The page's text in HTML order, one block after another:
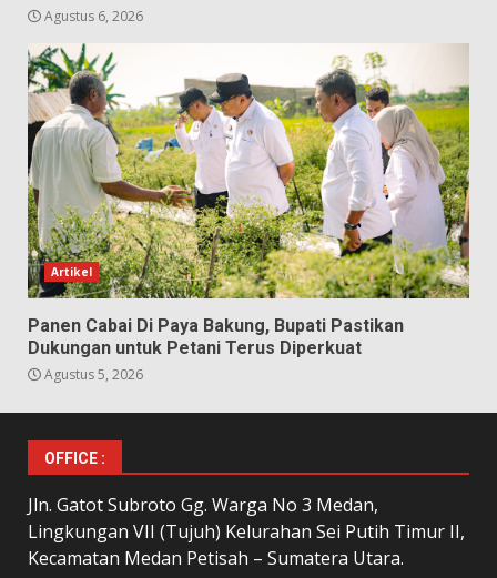
Agustus 6, 2026
Artikel
Panen Cabai Di Paya Bakung, Bupati Pastikan
Dukungan untuk Petani Terus Diperkuat
Agustus 5, 2026
OFFICE :
Jln. Gatot Subroto Gg. Warga No 3 Medan,
Lingkungan VII (Tujuh) Kelurahan Sei Putih Timur II,
Kecamatan Medan Petisah – Sumatera Utara.